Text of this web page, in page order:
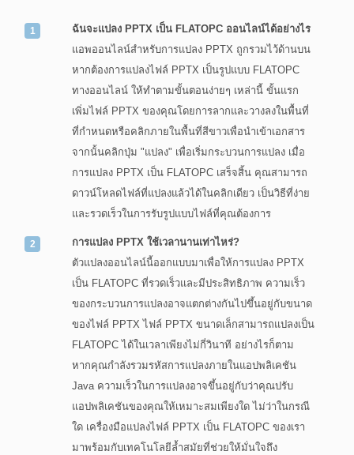
ฉันจะแปลง PPTX เป็น FLATOPC ออนไลน์ได้อย่างไร
แอพออนไลน์สำหรับการแปลง PPTX ถูกรวมไว้ด้านบน
หากต้องการแปลงไฟล์ PPTX เป็นรูปแบบ FLATOPC
ทางออนไลน์ ให้ทำตามขั้นตอนง่ายๆ เหล่านี้ ขั้นแรก
เพิ่มไฟล์ PPTX ของคุณโดยการลากและวางลงในพื้นที่
ที่กำหนดหรือคลิกภายในพื้นที่สีขาวเพื่อนำเข้าเอกสาร
จากนั้นคลิกปุ่ม "แปลง" เพื่อเริ่มกระบวนการแปลง เมื่อ
การแปลง PPTX เป็น FLATOPC เสร็จสิ้น คุณสามารถ
ดาวน์โหลดไฟล์ที่แปลงแล้วได้ในคลิกเดียว เป็นวิธีที่ง่าย
และรวดเร็วในการรับรูปแบบไฟล์ที่คุณต้องการ
การแปลง PPTX ใช้เวลานานเท่าไหร่?
ตัวแปลงออนไลน์นี้ออกแบบมาเพื่อให้การแปลง PPTX
เป็น FLATOPC ที่รวดเร็วและมีประสิทธิภาพ ความเร็ว
ของกระบวนการแปลงอาจแตกต่างกันไปขึ้นอยู่กับขนาด
ของไฟล์ PPTX ไฟล์ PPTX ขนาดเล็กสามารถแปลงเป็น
FLATOPC ได้ในเวลาเพียงไม่กี่วินาที อย่างไรก็ตาม
หากคุณกำลังรวมรหัสการแปลงภายในแอปพลิเคชัน
Java ความเร็วในการแปลงอาจขึ้นอยู่กับว่าคุณปรับ
แอปพลิเคชันของคุณให้เหมาะสมเพียงใด ไม่ว่าในกรณี
ใด เครื่องมือแปลงไฟล์ PPTX เป็น FLATOPC ของเรา
มาพร้อมกับเทคโนโลยีล้ำสมัยที่ช่วยให้มั่นใจถึง